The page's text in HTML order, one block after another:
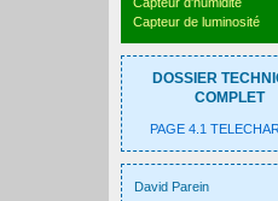
Capteur de luminosité
DOSSIER
COMPLET
PAGE 4.1
David Parein